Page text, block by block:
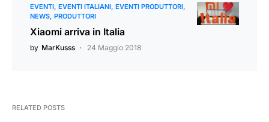
EVENTI EVENTI ITALIANI EVENTI PRODUTTORI
NEWS PRODUTTORI
Xiaomi arriva in Italia
by MarKusss 24 Maggio 2018
RELATED POSTS